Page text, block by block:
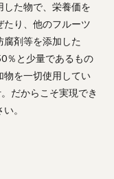
た物で、栄養価を
り、他のフルーツ
剤等を添加した
％と少量であるもの
物を一切使用してい
だからこそ実現でき
。